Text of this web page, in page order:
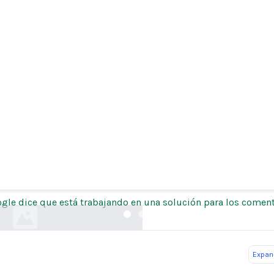
dice que está trabajando en una solución para los
que está trabajando en una solución para los
businessinsider.com